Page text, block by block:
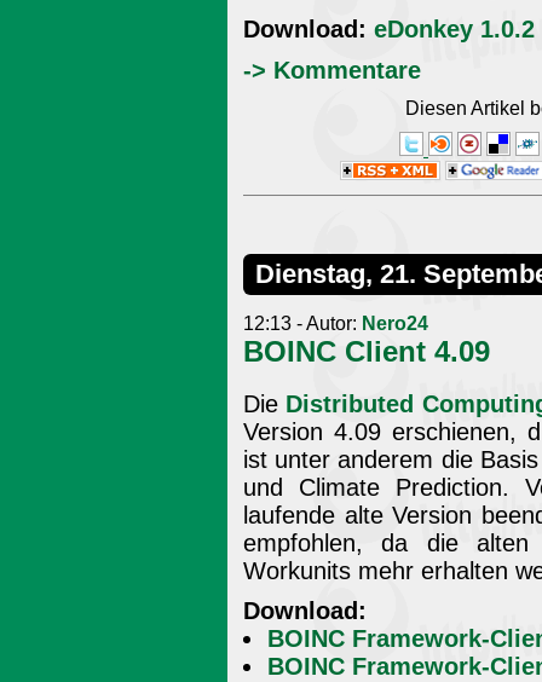
Download: eDonkey
-> Kommentare
Diesen Artikel
Dienstag, 21.
12:13 - Autor: Nero24
BOINC Client 4.09
Die Distributed
Version 4.09 erschienen,
ist unter anderem die
und Climate Prediction.
laufende alte Version
empfohlen, da die
Workunits mehr erhalten
Download:
BOINC Framework-
BOINC Framework-